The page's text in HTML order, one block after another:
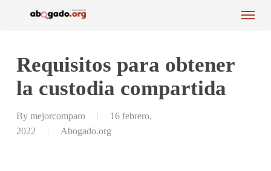
Menu
Requisitos para obtener
la custodia compartida
By mejorcomparo
16 febrero,
2022
Abogado.org